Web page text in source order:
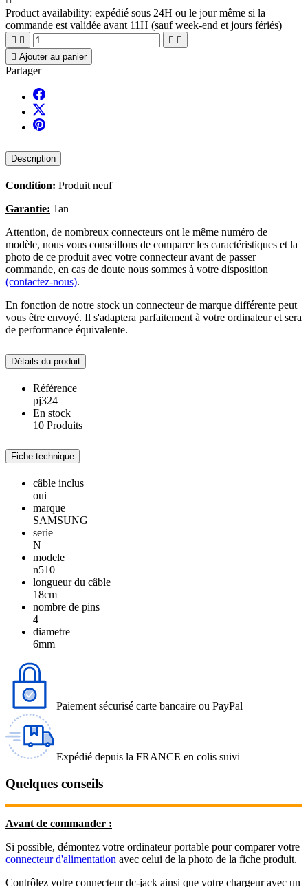
Product availability: expédié sous 24H ou le jour même si la
commande est validée avant 11H (sauf week-end et jours fériés)
   
 Ajouter au panier
Partager
Description
Condition: Produit neuf
Garantie: 1an
Attention, de nombreux connecteurs ont le même numéro de
modèle, nous vous conseillons de comparer les caractéristiques et la
photo de ce produit avec votre connecteur avant de passer
commande, en cas de doute nous sommes à votre disposition
(contactez-nous).
En fonction de notre stock un connecteur de marque différente peut
vous être envoyé. Il s'adaptera parfaitement à votre ordinateur et sera
de performance équivalente.
Détails du produit
Référence
pj324
En stock
10 Produits
Fiche technique
câble inclus
oui
marque
SAMSUNG
serie
N
modele
n510
longueur du câble
18cm
nombre de pins
4
diametre
6mm
Paiement sécurisé carte bancaire ou PayPal
Expédié depuis la FRANCE en colis suivi
Quelques conseils
Avant de commander :
Si possible, démontez votre ordinateur portable pour comparer votre
connecteur d'alimentation avec celui de la photo de la fiche produit.
Contrôlez votre connecteur dc-jack ainsi que votre chargeur avec un